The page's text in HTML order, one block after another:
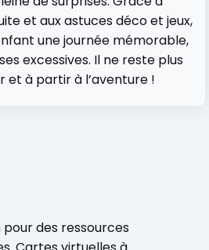
et aux astuces déco et jeux,
une journée mémorable,
excessives. Il ne reste plus
et à partir à l’aventure !
des ressources